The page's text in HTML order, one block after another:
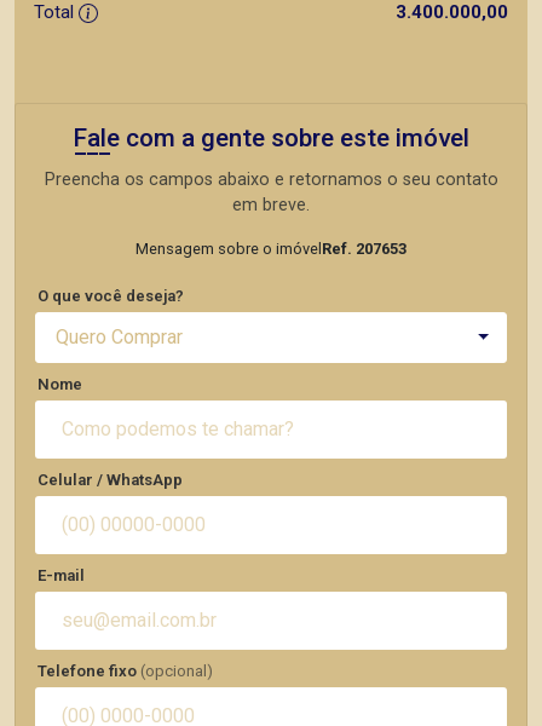
Total
3.400.000,00
Fale com a gente sobre este imóvel
Preencha os campos abaixo e retornamos o seu contato
em breve.
Mensagem sobre o imóvel Ref. 207653
O que você deseja?
Quero Comprar
Nome
Celular / WhatsApp
E-mail
Telefone fixo (opcional)